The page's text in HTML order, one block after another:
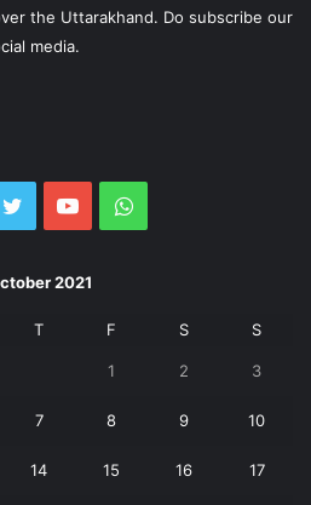
the Uttarakhand. Do subscribe our
media.
Twitter YouTubeWhatsApp
2021
T F S S
1 2 3
7 8 9 10
14 15 16 17